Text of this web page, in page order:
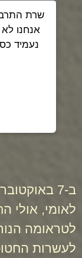
שרת
אנחנו
נעמיד
ב-7
לאומי, אולי
לטראומה
לעשרות